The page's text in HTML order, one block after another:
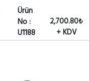
Ürün
No :
U1188
2,700.80₺
+ KDV